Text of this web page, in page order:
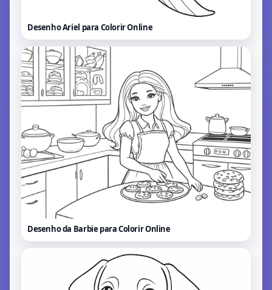
Desenho Ariel para ColorirOnline
Desenho da Barbie para ColorirOnline